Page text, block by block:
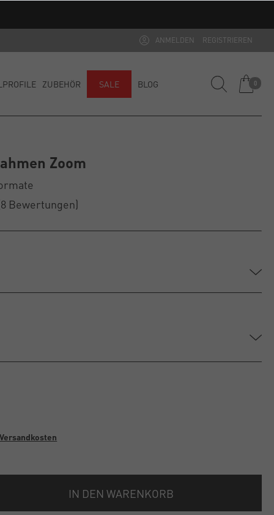
ANMELDEN REGISTRIEREN
ZUBEHÖR SALE BLOG 0
Zoom
Bewertungen)
Versandkosten
IN DEN WARENKORB